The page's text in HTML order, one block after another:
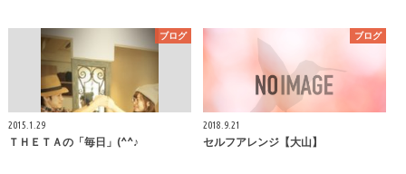
ブログ
2015.1.29
ＴＨＥＴＡの「毎日」(^^♪
ブログ
2018.9.21
セルフアレンジ【大山】